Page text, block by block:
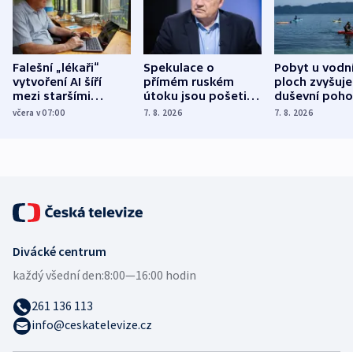
Falešní „lékaři“
vytvoření AI šíří
mezi staršími
Poláky nebezpečné
včera v 07:00
Spekulace o
přímém ruském
útoku jsou pošetilé,
míní estonský
7. 8. 2026
Pobyt u
ploch zvyšuje
duševní
ukázala
7. 8. 2026
Divácké centrum
každý všední den:8:00—16:00 hodin
261 136 113
info@ceskatelevize.cz